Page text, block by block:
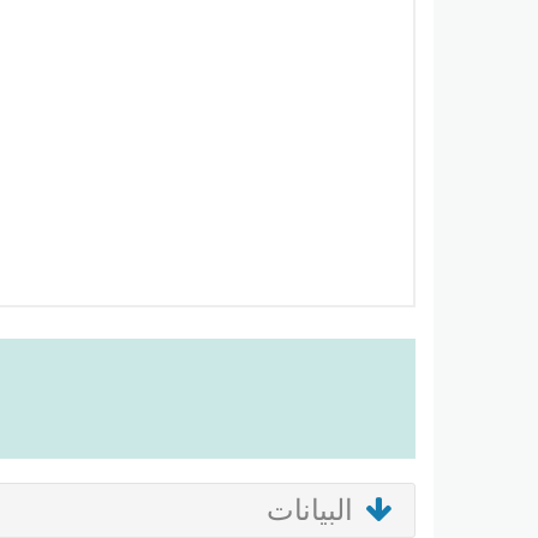
البيانات